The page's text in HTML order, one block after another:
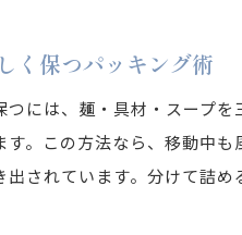
く保つパッキング術
つには、麺・具材・スープ
す。この方法なら、移動中
されています。分けて詰め